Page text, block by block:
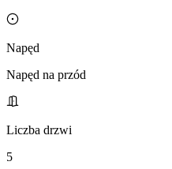
Napęd
Napęd na przód
Liczba drzwi
5